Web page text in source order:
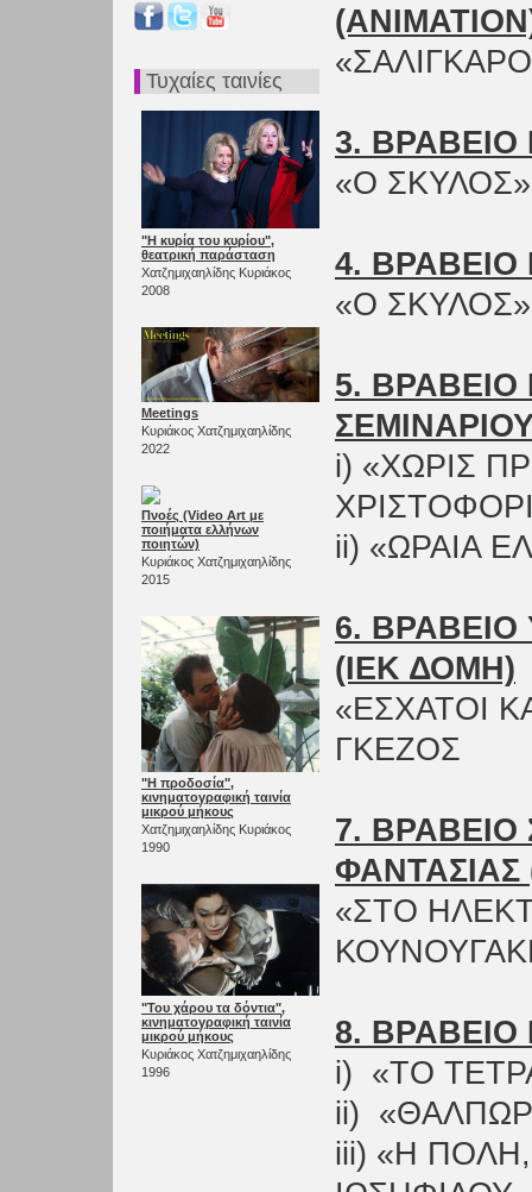
Τυχαίες ταινίες
"Η κυρία του κυρίου",
θεατρική παράσταση
Χατζημιχαηλίδης Κυριάκος
2008
Meetings
Κυριάκος Χατζημιχαηλίδης
2022
Πνοές (Video Αrt με
ποιήματα ελλήνων
ποιητών)
Κυριάκος Χατζημιχαηλίδης
2015
"Η προδοσία",
κινηματογραφική ταινία
μικρού μήκους
Χατζημιχαηλίδης Κυριάκος
1990
"Του χάρου τα δόντια",
κινηματογραφική ταινία
μικρού μήκους
Κυριάκος Χατζημιχαηλίδης
1996
3. ΒΡΑΒΕΙΟ
«Ο
4. ΒΡΑΒΕΙΟ
«Ο
5.
i) «ΧΩΡΙΣ
ii) «ΩΡΑΙΑ
6.
(ΙΕΚ ΔΟΜΗ)
«ΕΣΧΑΤΟΙ
ΓΚΕΖΟΣ
7. ΒΡΑΒΕΙΟ
«ΣΤΟ
8. ΒΡΑΒΕΙΟ
i) «ΤΟ
ii)
iii) «Η